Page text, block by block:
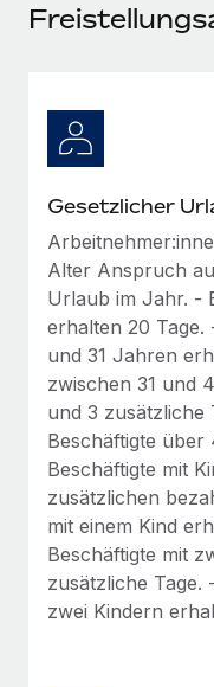
Tools
Frag unsere
Hilfe von
Einfacheres
Compliance
Lückenlose
Geräteverwaltung
Globale
Geräten
Gründung von
Schnelle,
Niederlassungen
Mobilität und
Partner werden
Remote Build
Beratung zu
So hat der KI-
Remote um 120
Weaviate auf einen
Open-Source-
Mehr erfahren
Strategische
Reverse Tech
Management
Reverse Tech auf
Wellness-Startup
Events
Informationen zu
Insights Center
Hol dir
Alle Ressourcen
BLOG
EOR und PEO
Contractor
Steuern
Den Blog erkunden
Gesetzlicher
Alter Anspruch
Urlaub im Jahr. -
erhalten 20 Tage.
und 31 Jahren
zwischen 31 und
und 3 zusätzliche
Beschäftigte über
Beschäftigte mit
zusätzlichen
mit einem Kind
Beschäftigte mit
zusätzliche Tage.
zwei Kindern